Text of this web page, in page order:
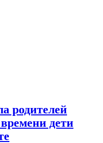
родителей
дети